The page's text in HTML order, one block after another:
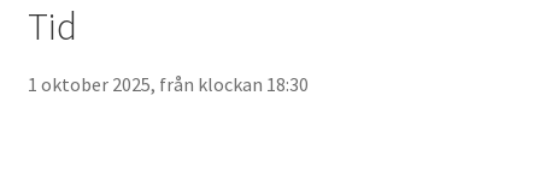
Tid
1 oktober 2025, från klockan 18:30